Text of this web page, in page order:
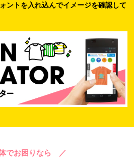
ントを入れ込んでイメージを確認して
でお困りなら ／